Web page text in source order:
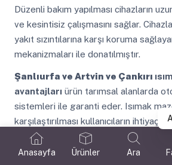
Anasayfa Ürünler Ara
Düzenli bakım yapılması cihazların
ve kesintisiz çalışmasını sağlar. Cihazlar
yakıt sızıntılarına karşı koruma
mekanizmaları ile donatılmıştır.
Şanlıurfa ve Artvin ve Çankırı
avantajlarıürün tarımsal alanlarda
sistemleri ile garanti eder. Isımak
karşılaştırılması kullanıcıların
seçmelerine yardımcı olur. Mazotlu
inşaat projeleri sırasında çeşitli